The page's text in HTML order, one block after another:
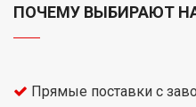
ПОЧЕМУ ВЫБИРАЮТ
Прямые поставки с